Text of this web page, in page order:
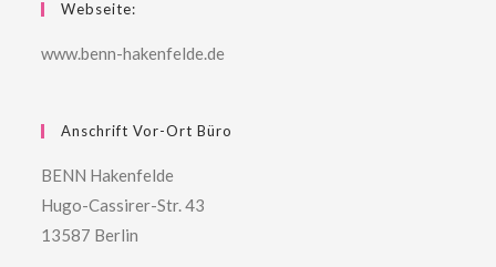
Webseite:
www.benn-hakenfelde.de
Anschrift Vor-Ort Büro
BENN Hakenfelde
Hugo-Cassirer-Str. 43
13587 Berlin